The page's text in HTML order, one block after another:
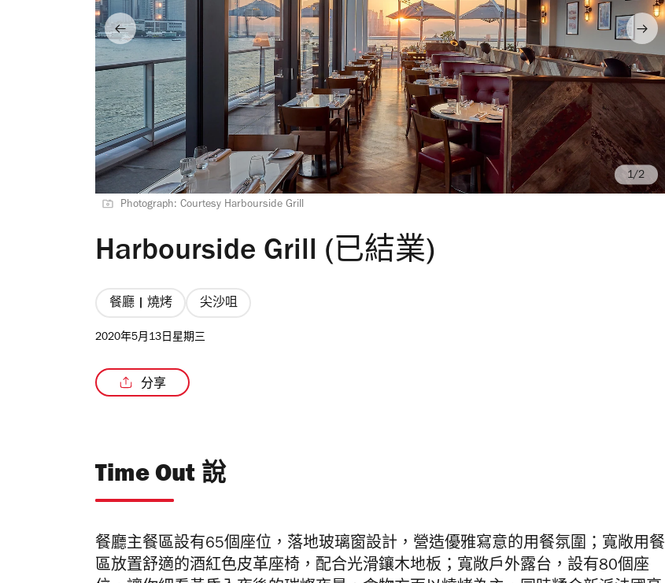
Photograph: Courtesy Harbourside Grill
/2
Harbourside Grill (已結業)
餐廳 | 燒烤 尖沙咀
2020年5月13日星期三
分享
Time Out 說
餐廳主餐區設有65個座位，落地玻璃窗設計， 營造優雅寫意的用餐氛圍；寬敞用餐
區放置舒適的酒紅色皮革座椅， 配合光滑鑲木地板； 寬敞戶外露台，設有80個座